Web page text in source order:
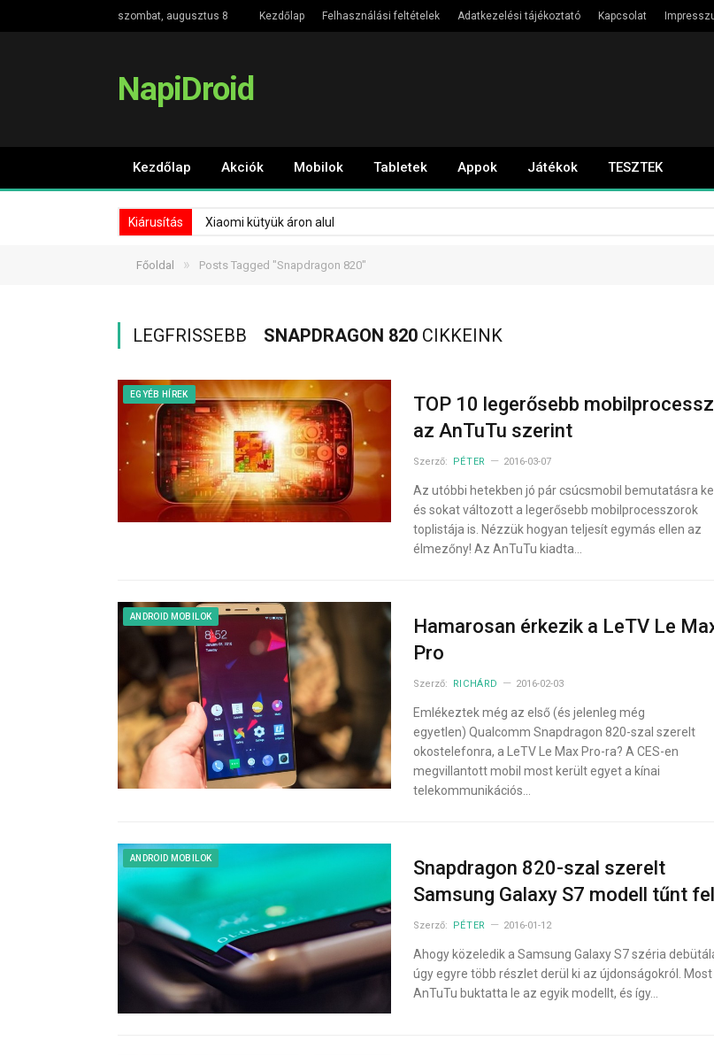
szombat, augusztus 8 Kezdőlap Felhasználási feltételek Adatkezelési tájékoztató Kapcsolat
NapiDroid
Kezdőlap Akciók Mobilok Tabletek Appok Játékok TESZTEK
Kiárusítás Xiaomi kütyük áron alul
Főoldal » Posts Tagged "Snapdragon 820"
LEGFRISSEBB SNAPDRAGON 820 CIKKEINK
EGYÉB HÍREK
TOP 10 legerősebb
az AnTuTu szerint
Szerző: PÉTER 2016-03-07
Az utóbbi hetekben jó pár csúcsmobil bemutatásra
és sokat változott a legerősebb mobilprocesszorok
toplistája is. Nézzük hogyan teljesít egymás ellen az
élmezőny! Az AnTuTu kiadta…
ANDROID MOBILOK
Hamarosan érkezik a LeTV Le
Pro
Szerző: RICHÁRD 2016-02-03
Emlékeztek még az első (és jelenleg még
egyetlen) Qualcomm Snapdragon 820-szal szerelt
okostelefonra, a LeTV Le Max Pro-ra? A CES-en
megvillantott mobil most került egyet a kínai
telekommunikációs…
ANDROID MOBILOK
Snapdragon 820-szal szerelt
Samsung Galaxy S7 modell tűnt fel
Szerző: PÉTER 2016-01-12
Ahogy közeledik a Samsung Galaxy S7 széria
úgy egyre több részlet derül ki az újdonságokról. Most
AnTuTu buktatta le az egyik modellt, és így…